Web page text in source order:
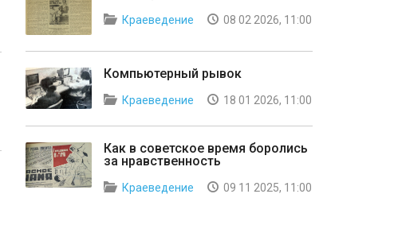
Краеведение 08 02 2026, 11:00
Компьютерный рывок
Краеведение 18 01 2026, 11:00
Как в советское время боролись
за нравственность
Краеведение 09 11 2025, 11:00